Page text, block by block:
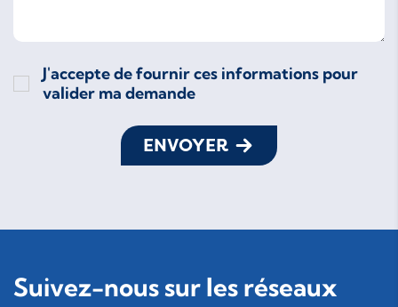
J'accepte de fournir ces informations pour
valider ma demande
ENVOYER
Suivez-nous sur les réseaux